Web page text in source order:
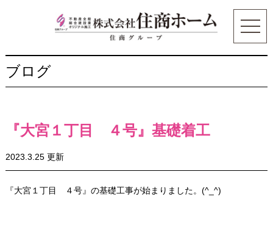
ブログ
『大宮１丁目 ４号』基礎着工
2023.3.25 更新
『大宮１丁目 ４号』の基礎工事が始まりました。(^_^)